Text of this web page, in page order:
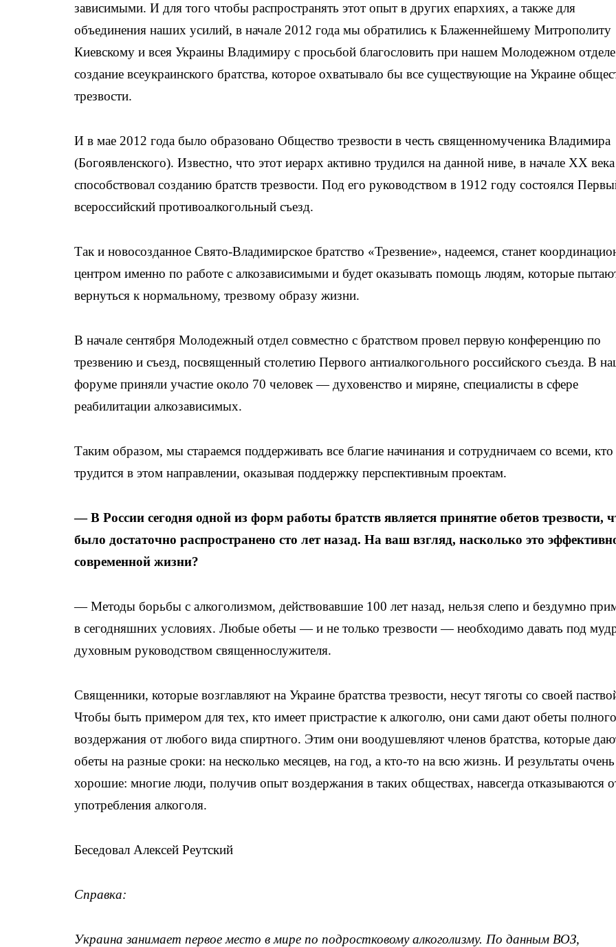
зависимыми. И для того чтобы распространять этот опыт в других епархиях, а также для
объединения наших усилий, в начале 2012 года мы обратились к Блаженнейшему Митрополиту
Киевскому и всея Украины Владимиру с просьбой благословить при нашем Молодежном отделе
создание всеукраинского братства, которое охватывало бы все существующие на Украине
трезвости.
И в мае 2012 года было образовано Общество трезвости в честь священномученика Владимира
(Богоявленского). Известно, что этот иерарх активно трудился на данной ниве, в начале ХХ века
способствовал созданию братств трезвости. Под его руководством в 1912 году состоялся
всероссийский противоалкогольный съезд.
Так и новосозданное Свято-Владимирское братство «Трезвение», надеемся, станет
центром именно по работе с алкозависимыми и будет оказывать помощь людям, которые
вернуться к нормальному, трезвому образу жизни.
В начале сентября Молодежный отдел совместно с братством провел первую конференцию по
трезвению и съезд, посвященный столетию Первого антиалкогольного российского съезда. В
форуме приняли участие около 70 человек — духовенство и миряне, специалисты в сфере
реабилитации алкозависимых.
Таким образом, мы стараемся поддерживать все благие начинания и сотрудничаем со всеми, кто
трудится в этом направлении, оказывая поддержку перспективным проектам.
— В России сегодня одной из форм работы братств является принятие обетов трезвости,
было достаточно распространено сто лет назад. На ваш взгляд, насколько это
современной жизни?
— Методы борьбы с алкоголизмом, действовавшие 100 лет назад, нельзя слепо и бездумно
в сегодняшних условиях. Любые обеты — и не только трезвости — необходимо давать под
духовным руководством священнослужителя.
Священники, которые возглавляют на Украине братства трезвости, несут тяготы со своей
Чтобы быть примером для тех, кто имеет пристрастие к алкоголю, они сами дают обеты полного
воздержания от любого вида спиртного. Этим они воодушевляют членов братства, которые
обеты на разные сроки: на несколько месяцев, на год, а кто-то на всю жизнь. И результаты очень
хорошие: многие люди, получив опыт воздержания в таких обществах, навсегда отказываются
употребления алкоголя.
Беседовал Алексей Реутский
Справка:
Украина занимает первое место в мире по подростковому алкоголизму. По данным ВОЗ,